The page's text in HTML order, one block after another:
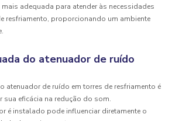
adequada para atender às necessidades
resfriamento, proporcionando um ambiente
do atenuador de ruído
atenuador de ruído em torres de resfriamento é
eficácia na redução do som.
é instalado pode influenciar diretamente o